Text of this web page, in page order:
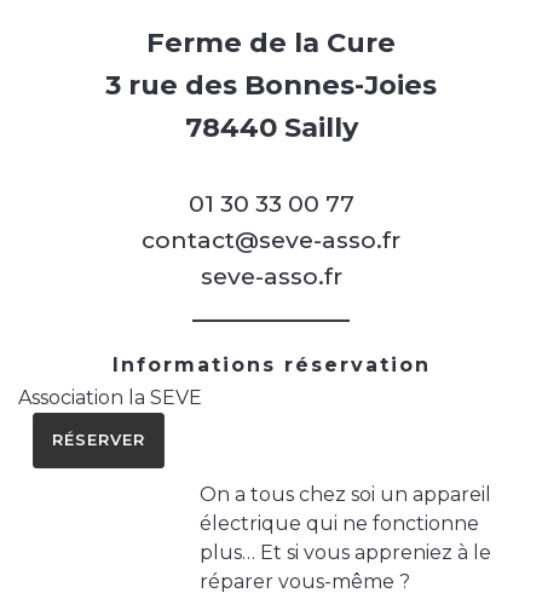
Ferme de la Cure
3 rue des Bonnes-Joies
78440 Sailly
01 30 33 00 77
contact@seve-asso.fr
seve-asso.fr
Informations réservation
Association la SEVE
RÉSERVER
On a tous chez soi un appareil
électrique qui ne fonctionne
plus… Et si vous appreniez à le
réparer vous-même ?